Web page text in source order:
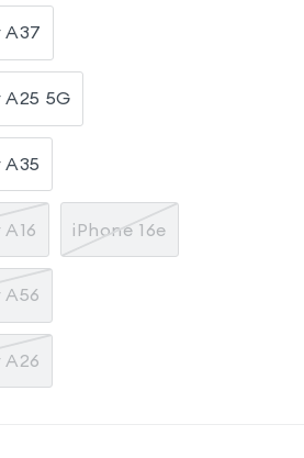
A37
5G
iPhone 16e